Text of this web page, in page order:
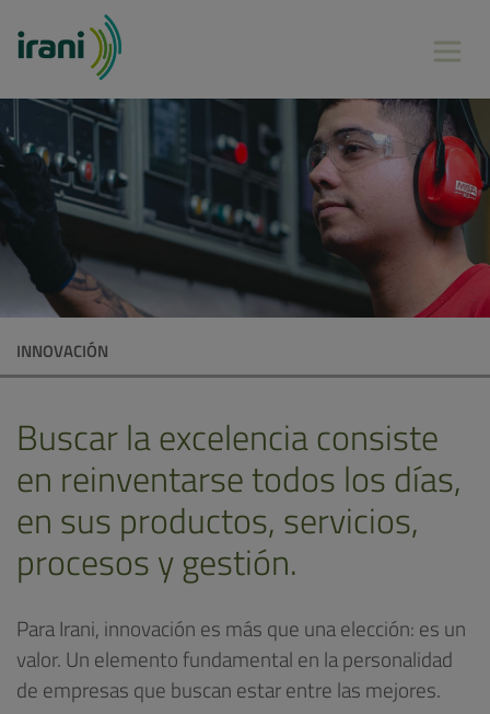
INNOVACIÓN
Buscar la excelencia consiste
en reinventarse todos los días,
en sus productos, servicios,
procesos y gestión.
Para Irani, innovación es más que una elección: es un
valor. Un elemento fundamental en la personalidad
de empresas que buscan estar entre las mejores.